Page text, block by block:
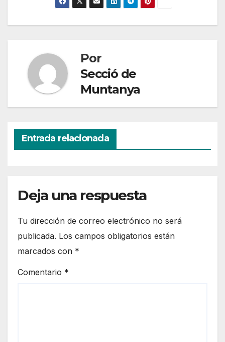
Por
Secció de
Muntanya
Entrada relacionada
Deja una respuesta
Tu dirección de correo electrónico no será
publicada. Los campos obligatorios están
marcados con *
Comentario *